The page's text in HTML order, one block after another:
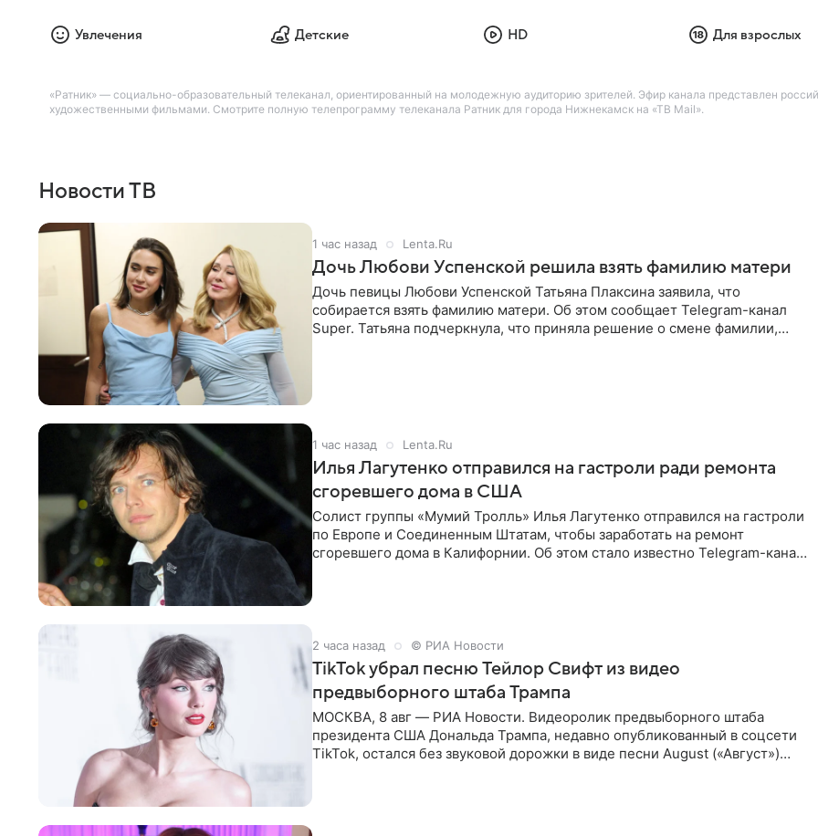
Увлечения Детские HD Для взрослых
«Ратник» — социально-образовательный телеканал, ориентированный на молодежную аудиторию зрителей. Эфир канала представлен
художественными фильмами. Смотрите полную телепрограмму телеканала Ратник для города Нижнекамск на «ТВ Mail».
Новости ТВ
1 час назад Lenta.Ru
Дочь Любови Успенской решила взять фамилию матери
Дочь певицы Любови Успенской Татьяна Плаксина заявила, что
собирается взять фамилию матери. Об этом сообщает Telegram-канал
Super. Татьяна подчеркнула, что приняла решение о смене фамилии,
1 час назад Lenta.Ru
Илья Лагутенко отправился на гастроли ради ремонта
сгоревшего дома в США
Солист группы «Мумий Тролль» Илья Лагутенко отправился на гастроли
по Европе и Соединенным Штатам, чтобы заработать на ремонт
сгоревшего дома в Калифорнии. Об этом стало известно Telegram-каналу
2 часа назад © РИА Новости
TikTok убрал песню Тейлор Свифт из видео
предвыборного штаба Трампа
МОСКВА, 8 авг — РИА Новости. Видеоролик предвыборного штаба
президента США Дональда Трампа, недавно опубликованный в соцсети
TikTok, остался без звуковой дорожки в виде песни August («Август»)